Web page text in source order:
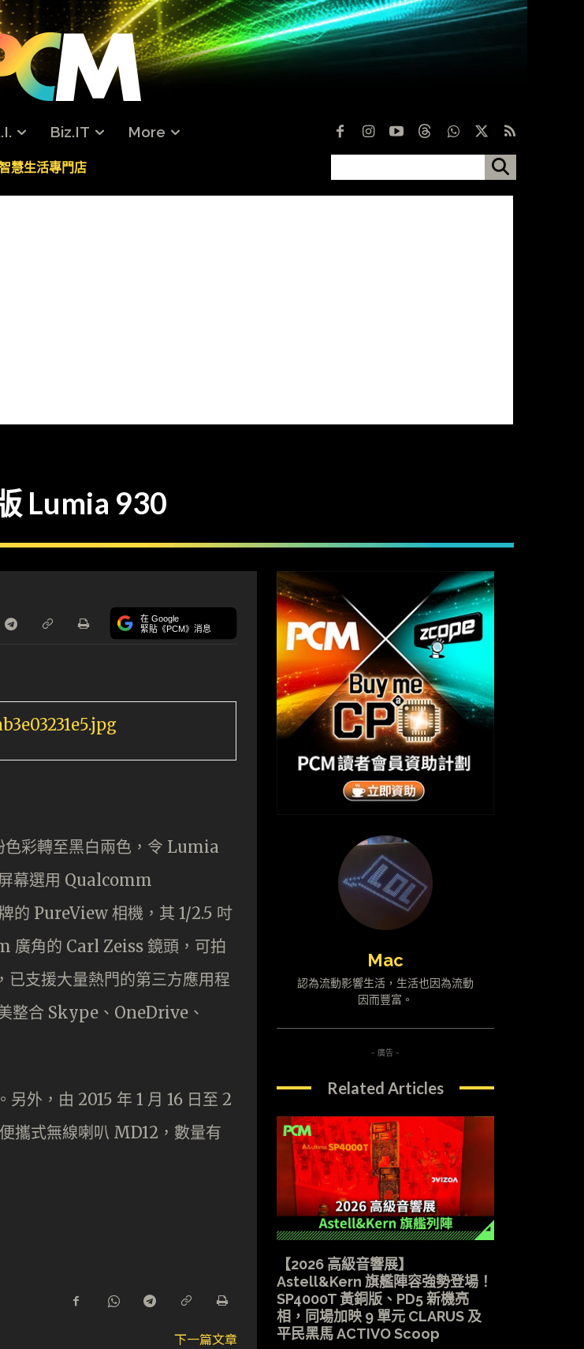
Biz.IT More
慧生活專門店
Lumia 930
在 Google
緊貼《PCM》消息
彩轉至黑白兩色，令 Lumia
幕選用 Qualcomm
的 PureView 相機，其 1/2.5 吋
廣角的 Carl Zeiss 鏡頭，可拍
支援大量熱門的第三方應用程
整合 Skype、OneDrive、
外，由 2015 年 1 月 16 日至 2
攜式無線喇叭 MD12，數量有
下一篇文章
Mac
認為流動影響生活，生活也因為流動
因而豐富。
- 廣告 -
Related Articles
【2026 高級音響展】
Astell&Kern 旗艦陣容強勢登場！
SP4000T 黃銅版、PD5 新機亮
相，同場加映 9 單元 CLARUS 及
平民黑馬 ACTIVO Scoop